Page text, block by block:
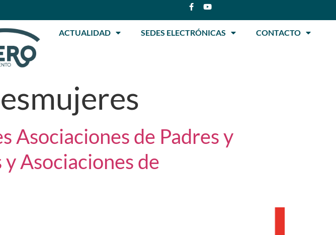
ACTUALIDAD SEDES ELECTRÓNICAS CONTACTO
Asociaciones de Padres y
Asociaciones de